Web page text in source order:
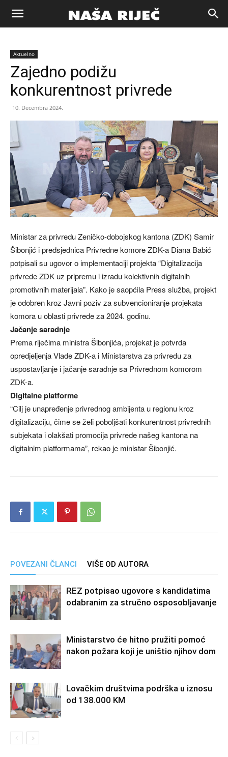
Naša
riječ
Aktuelno
Zajedno podižu
konkurentnost privrede
10. Decembra 2024.
Ministar za privredu Zeničko-dobojskog kantona (ZDK) Samir
Šibonjić i predsjednica Privredne komore ZDK-a Diana Babić
potpisali su ugovor o implementaciji projekta “Digitalizacija
privrede ZDK uz pripremu i izradu kolektivnih digitalnih
promotivnih materijala”. Kako je saopćila Press služba, projekt
je odobren kroz Javni poziv za subvencioniranje projekata
komora u oblasti privrede za 2024. godinu.
Jačanje saradnje
Prema riječima ministra Šibonjića, projekat je potvrda
opredjeljenja Vlade ZDK-a i Ministarstva za privredu za
uspostavljanje i jačanje saradnje sa Privrednom komorom
ZDK-a.
Digitalne platforme
“Cilj je unapređenje privrednog ambijenta u regionu kroz
digitalizaciju, čime se želi poboljšati konkurentnost privrednih
subjekata i olakšati promocija privrede našeg kantona na
digitalnim platformama”, rekao je ministar Šibonjić.
POVEZANI ČLANCI VIŠE OD AUTORA
REZ potpisao ugovore s kandidatima
odabranim za stručno osposobljavanje
Ministarstvo će hitno pružiti pomoć
nakon požara koji je uništio njihov dom
Lovačkim društvima podrška u iznosu
od 138.000 KM